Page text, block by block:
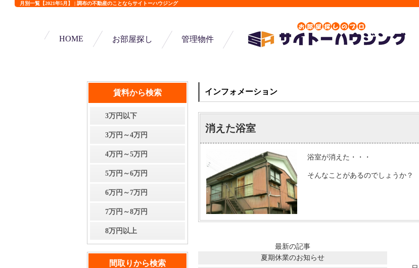
月別一覧【2021年5月】 | 調布の不動産のことならサイトーハウジング
HOME お部屋探し 管理物件
インフォメーション
消えた浴室
浴室が消えた・・・
そんなことがあるのでしょうか？
最新の記事
夏期休業のお知らせ
賃料から検索
3万円以下
3万円～4万円
4万円～5万円
5万円～6万円
6万円～7万円
7万円～8万円
8万円以上
間取りから検索